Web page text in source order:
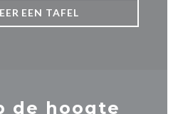
EEN TAFEL
de hoogte